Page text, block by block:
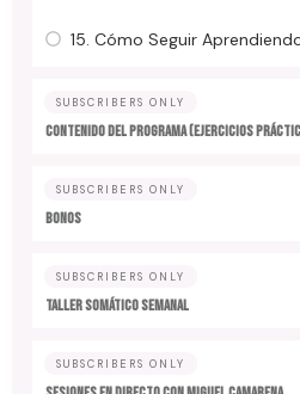
15. Cómo Seguir
SUBSCRIBERS ONLY
CONTENIDO DEL PROGRAMA (Ejercicios
SUBSCRIBERS ONLY
BONOS
SUBSCRIBERS ONLY
TALLER SOMÁTICO SEMANAL
SUBSCRIBERS ONLY